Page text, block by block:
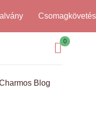
Csomagkövetés
0
Blog